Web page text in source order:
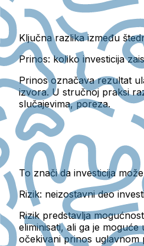
Ključna razlika između
Prinos: koliko investicija
Prinos označava rezultat
izvora. U stručnoj praksi
slučajevima, poreza.
To znači da investicija
Rizik: neizostavni deo
Rizik predstavlja
eliminisati, ali ga je
očekivani prinos uglavnom